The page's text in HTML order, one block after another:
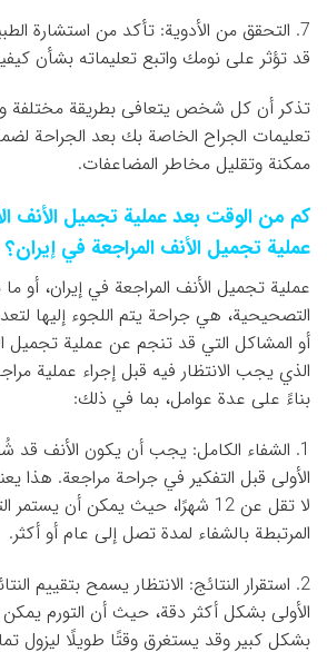
7. التحقق من الأدوية: تأكد من استشارة
قد تؤثر على نومك واتبع تعليماته بشأن
تذكر أن كل شخص يتعافى بطريقة مختلفة
تعليمات الجراح الخاصة بك بعد الجراحة
ممكنة وتقليل مخاطر المضاعفات.
كم من الوقت بعد عملية تجميل الأنف
عملية تجميل الأنف المراجعة في إيران؟
عملية تجميل الأنف المراجعة في إيران، أو ما
التصحيحية، هي جراحة يتم اللجوء إليها
أو المشاكل التي قد تنجم عن عملية تجميل
الذي يجب الانتظار فيه قبل إجراء عملية
بناءً على عدة عوامل، بما في ذلك:
1. الشفاء الكامل: يجب أن يكون الأنف قد
الأولى قبل التفكير في جراحة مراجعة. هذا
لا تقل عن 12 شهرًا، حيث يمكن أن
المرتبطة بالشفاء لمدة تصل إلى عام أو أكثر.
2. استقرار النتائج: الانتظار يسمح بتقييم
الأولى بشكل أكثر دقة، حيث أن التورم
بشكل كبير وقد يستغرق وقتًا طويلًا ليزول